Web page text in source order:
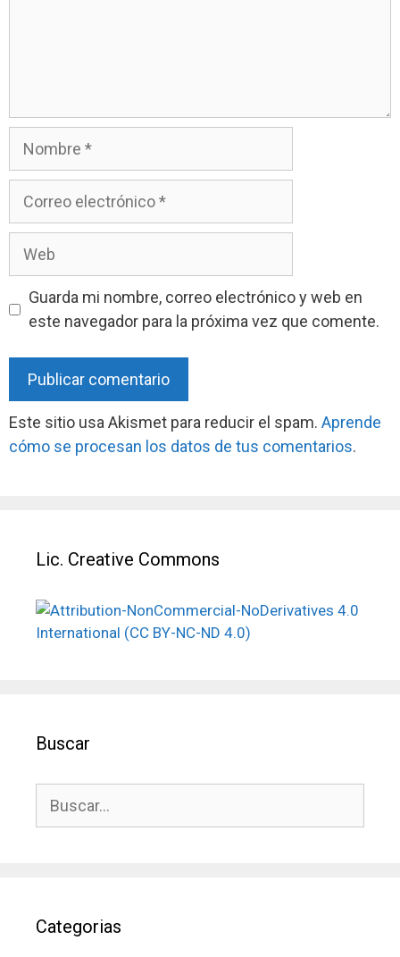
Nombre
Guarda mi nombre, correo electrónico y web en
este navegador para la próxima vez que comente.
Este sitio usa Akismet para reducir el spam. Aprende
cómo se procesan los datos de tus comentarios.
Lic. Creative Commons
Buscar
Categorias